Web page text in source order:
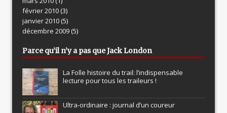
février 2010(3)
janvier 2010(5)
décembre 2009(5)
Parce qu’il n’y a pas que Jack London
La Folle histoire du trail: l’indispensable
lecture pour tous les traileurs !
Ultra-ordinaire : journal d’un coureur